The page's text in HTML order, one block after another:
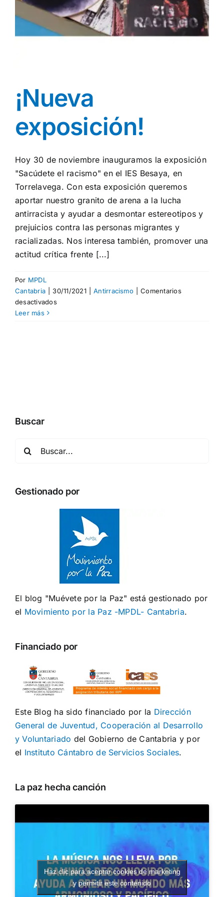
¡Nueva
exposición!
Hoy 30 de noviembre inauguramos la exposición
"Sacúdete el racismo" en el IES Besaya, en
Torrelavega. Con esta exposición queremos
aportar nuestro granito de arena a la lucha
antirracista y ayudar a desmontar estereotipos y
prejuicios contra las personas migrantes y
racializadas. Nos interesa también, promover una
actitud crítica frente [...]
Por MPDL
Cantabria
30/11/2021 Antirracismo
Comentarios
desactivadosen
Leer más
Buscar
Gestionado por
El blog "Muévete por la Paz" está gestionado por
el Movimiento por la Paz -MPDL- Cantabria.
Financiado por
Este Blog ha sido financiado por la Dirección
General de Juventud, Cooperación al Desarrollo
y Voluntariado del Gobierno de Cantabria y por
el Instituto Cántabro de Servicios Sociales.
La paz hecha canción
Haz clic para aceptar cookies de marketing
y permitir este contenido